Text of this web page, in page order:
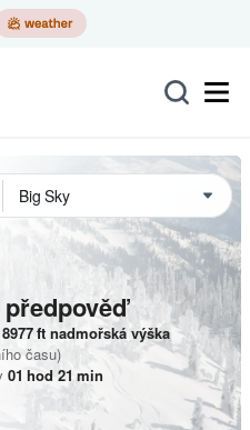
8977ft nadmořská výška
času)
01 hod 21 min